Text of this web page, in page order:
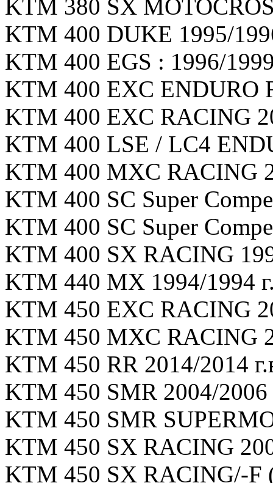
KTM 380 SX
KTM 400 DUKE 1995/
KTM 400 EGS : 1996/
KTM 400 EXC ENDURO
KTM 400 EXC RACING
KTM 400 LSE / LC4
KTM 400 MXC RACING
KTM 400 SC Super
KTM 400 SC Super
KTM 400 SX RACING
KTM 440 MX 1994/1994
KTM 450 EXC RACING
KTM 450 MXC RACING
KTM 450 RR 2014/2014
KTM 450 SMR 2004/2006
KTM 450 SMR
KTM 450 SX RACING
KTM 450 SX RACING/-F